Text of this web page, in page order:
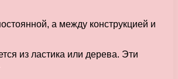
а между конструкцией и
из ластика или дерева. Эти